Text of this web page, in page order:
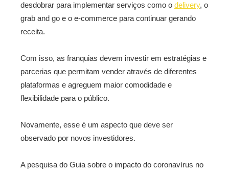
desdobrar para implementar serviços como o delivery, o
grab and go e o e-commerce para continuar gerando
receita.
Com isso, as franquias devem investir em estratégias e
parcerias que permitam vender através de diferentes
plataformas e agreguem maior comodidade e
flexibilidade para o público.
Novamente, esse é um aspecto que deve ser
observado por novos investidores.
A pesquisa do Guia sobre o impacto do coronavírus no